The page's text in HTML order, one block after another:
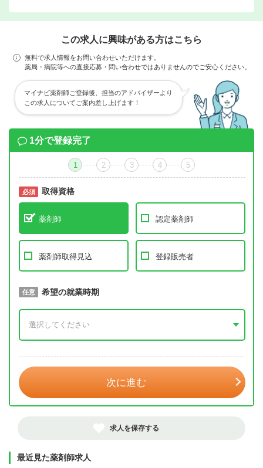
この求人に興味がある方はこちら
無料で求人情報をお問い合わせいただけます。
薬局・病院等への直接応募・問い合わせではありませんのでご安心ください。
マイナビ薬剤師ご登録後、担当のアドバイザーより
この求人についてご案内差し上げます！
1分で登録完了
1 2 3 4 5
必須 取得資格
薬剤師 認定薬剤師
薬剤師取得見込 登録販売者
必須 取得予定年
任意 希望の就業時期
次に進む
求人を保存する
最近見た薬剤師求人